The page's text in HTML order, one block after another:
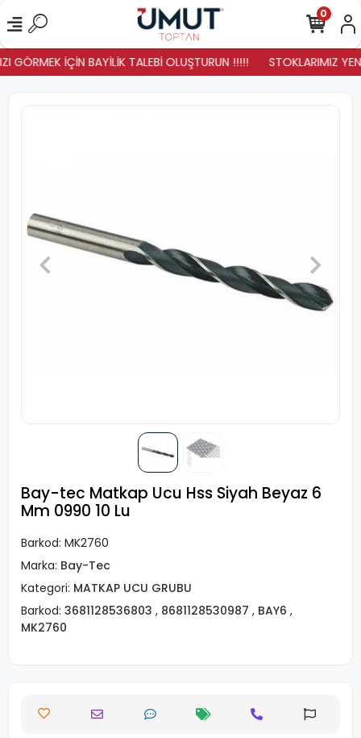
GÖRMEK İÇİN BAYİLİK TALEBİ OLUŞTURUN !!!!! STOKLARIMIZ
0
Bay-tec Matkap Ucu Hss Siyah Beyaz 6
Mm 0990 10 Lu
Barkod: MK2760
Marka: Bay-Tec
Kategori: MATKAP UCU GRUBU
Barkod: 3681128536803 , 8681128530987 , BAY6 ,
MK2760